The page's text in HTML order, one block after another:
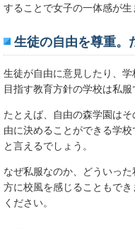
することで女子の一体感が生
生徒の自由を尊重。
生徒が自由に意見したり、
目指す教育方針の学校は私服
たとえば、自由の森学園は
由に決めることができる学
と言えるでしょう。
なぜ私服なのか、どういっ
方に校風を感じることもで
ください。